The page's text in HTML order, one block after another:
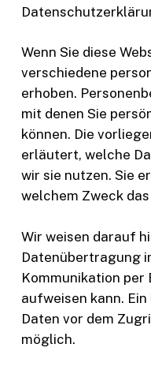
Wenn Sie diese
verschiedene
erhoben.
mit denen Sie
können. Die
erläutert, welche
wir sie nutzen. Sie
welchem Zweck
Wir weisen darauf
Datenübertragung
Kommunikation per
aufweisen kann.
Daten vor dem
möglich.